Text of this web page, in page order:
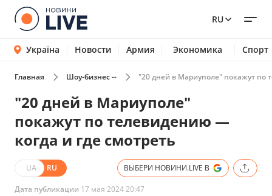
RU
Україна Новости Армия Экономика Спорт
Главная Шоу-бизнес -- "20 дней в Мариуполе" покажут по
"20 дней в Мариуполе"
покажут по телевидению —
когда и где смотреть
UA RU ВЫБЕРИ НОВИНИ.LIVE В
Дата публикации 17 мая 2024 20:47